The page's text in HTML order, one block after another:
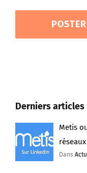
Dans